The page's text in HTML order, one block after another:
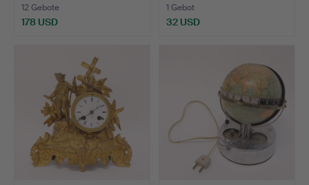
12 Gebote
178 USD
1 Gebot
32 USD